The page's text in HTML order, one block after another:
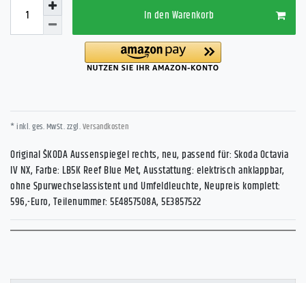
In den Warenkorb
* inkl. ges. MwSt. zzgl.Versandkosten
Original ŠKODA Aussenspiegel rechts, neu, passend für: Skoda Octavia
IV NX, Farbe: LB5K Reef Blue Met, Ausstattung: elektrisch anklappbar,
ohne Spurwechselassistent und Umfeldleuchte, Neupreis komplett:
596,-Euro, Teilenummer: 5E4857508A, 5E3857522